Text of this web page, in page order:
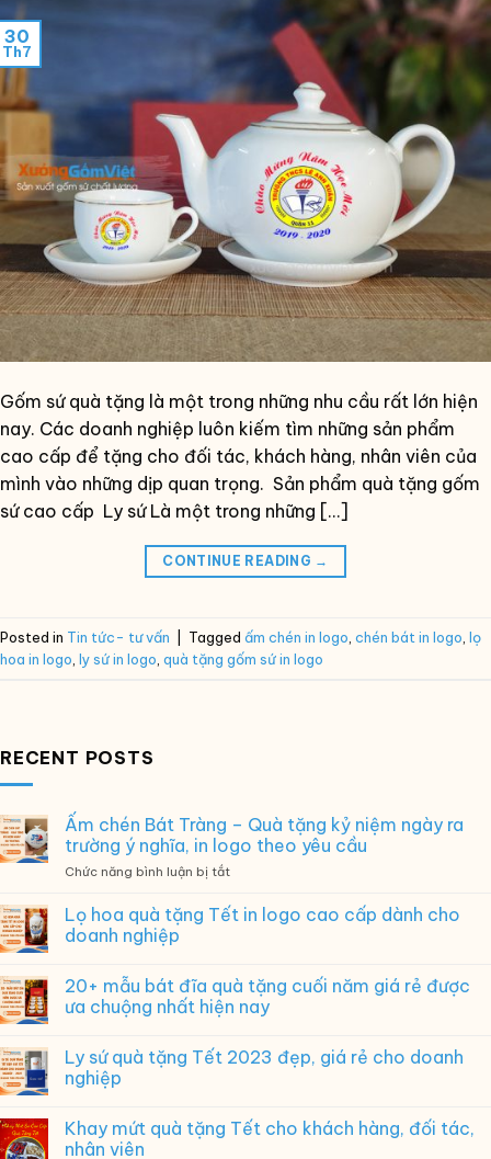
30
Th7
Gốm sứ quà tặng là một trong những nhu cầu rất lớn hiện
nay. Các doanh nghiệp luôn kiếm tìm những sản phẩm
cao cấp để tặng cho đối tác, khách hàng, nhân viên của
mình vào những dịp quan trọng. Sản phẩm quà tặng gốm
sứ cao cấp Ly sứ Là một trong những […]
CONTINUE READING →
Posted in Tin tức- tư vấn Tagged ấm chén in logo chén bát in logo lọ
hoa in logo ly sứ in logo quà tặng gốm sứ in logo
RECENT POSTS
Ấm chén Bát Tràng – Quà tặng kỷ niệm ngày ra
trường ý nghĩa, in logo theo yêu cầu
Chức năng bình luận bị tắtở
chén
Quà
tặng
ngày
nghĩa,
Lọ hoa quà tặng Tết in logo cao cấp dành cho
doanh nghiệp
20+ mẫu bát đĩa quà tặng cuối năm giá rẻ được
ưa chuộng nhất hiện nay
Ly sứ quà tặng Tết 2023 đẹp, giá rẻ cho doanh
nghiệp
Khay mứt quà tặng Tết cho khách hàng, đối tác,
nhân viên